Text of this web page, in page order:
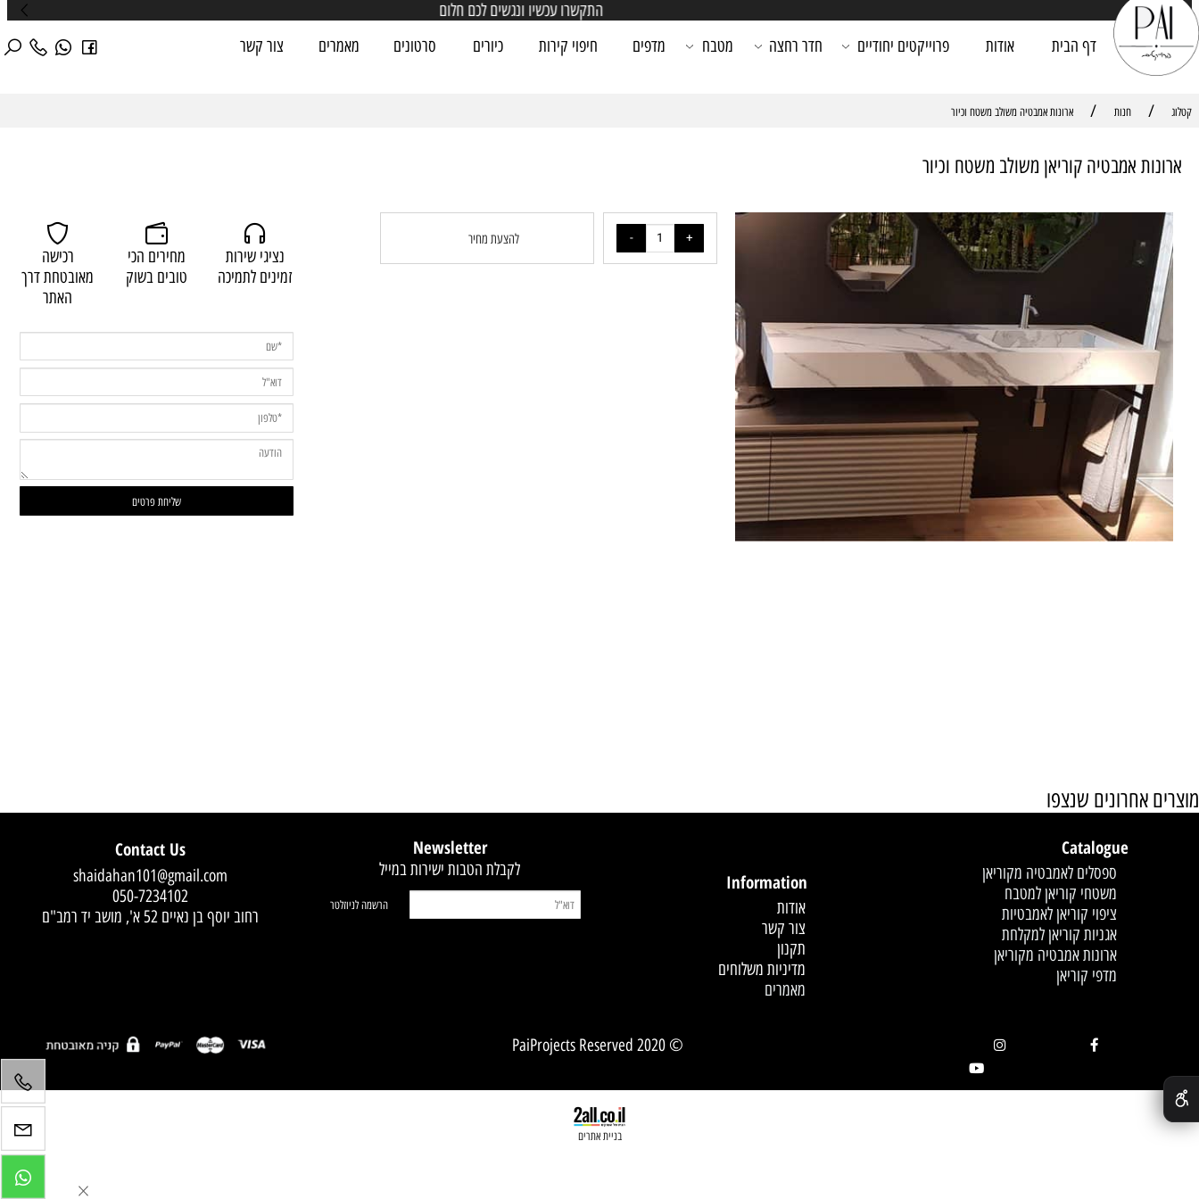
התקשרו עכשיו ונגשים לכם חלום
דף הבית אודות פרוייקטים יחודיים חדר רחצה מטבח מדפים חיפוי קירות כיורים סרטונים מאמרים צור קשר
חנות ארונות אמבטיה משולב משטח וכיור
אמבטיה קוריאן משולב משטח וכיור
להצעת מחיר
נציגי שירות
זמינים לתמיכה
מחירים הכי
טובים בשוק
רכישה
מאובטחת דרך
האתר
Catalogue
ספסלים לאמבטיה מקוריאן
משטחי קוריאן למטבח
ציפוי קוריאן לאמבטיות
אגניות קוריאן למקלחת
לחץ פעמיים לעריכת הטקסט
Information
צור קשר
Newsletter
Contact Us
shaidahan101@gmail.com
050-7234102
© 2020 PaiProjects Reserved